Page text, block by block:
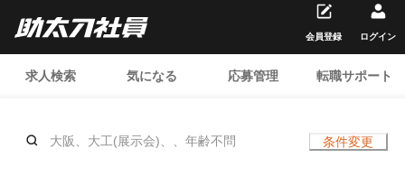
求人検索 気になる 応募管理 転職サポート
会員登録 ログイン
大阪、大工(展示会)、、年齢不問 条件変更